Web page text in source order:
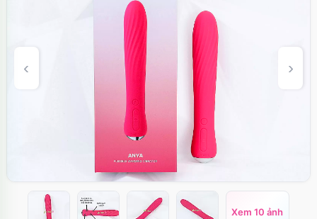
Xem 10 ảnh